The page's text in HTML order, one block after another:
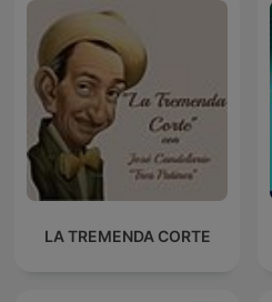
LA TREMENDA CORTE